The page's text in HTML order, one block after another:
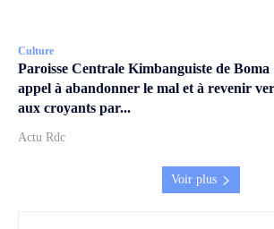
Culture
Paroisse Centrale Kimbanguiste de
appel à abandonner le mal et à revenir
aux croyants par...
Actu Rdc
Voir plus